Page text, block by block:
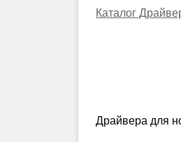
Каталог
Драйвера для